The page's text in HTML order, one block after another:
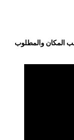
المكان والمطلوب